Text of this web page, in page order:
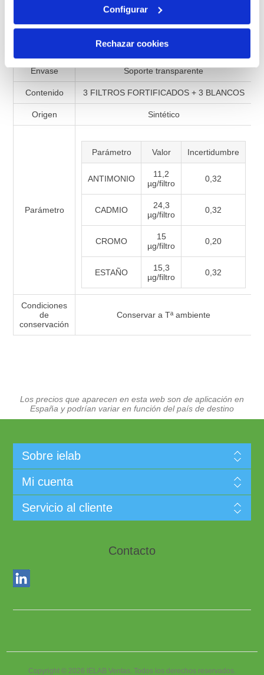
Configurar
Rechazar cookies
Filtro
Matriz Filtro
FILTROS 52
Envase Soporte transparente
Contenido 3 FILTROS FORTIFICADOS + 3 BLANCOS
Origen Sintético
Parámetro
Parámetro Valor Incertidumbre
ANTIMONIO
11,2
µg/filtro
0,32
CADMIO
24,3
µg/filtro
0,32
CROMO
15
µg/filtro
0,20
ESTAÑO
15,3
µg/filtro
0,32
Condiciones
de
conservación
Conservar a Tª ambiente
Los precios que aparecen en esta web son de aplicación en
España y podrían variar en función del país de destino
Sobre ielab
Mi cuenta
Servicio al cliente
Contacto
Copyright © 2026 IELAB Ventas. Todos los derechos reservados.